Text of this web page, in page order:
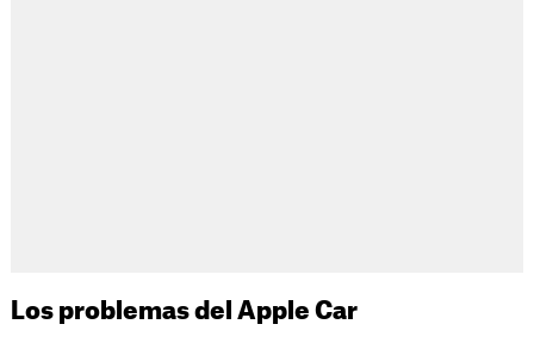
Los problemas del Apple Car